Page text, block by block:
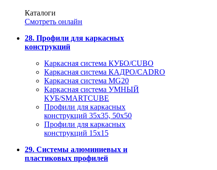
Каталоги
Смотреть онлайн
28. Профили для каркасных
конструкций
Каркасная система КУБО/CUBO
Каркасная система КАДРО/CADRO
Каркасная система MG20
Каркасная система УМНЫЙ
КУБ/SMARTCUBE
Профили для каркасных
конструкций 35x35, 50x50
Профили для каркасных
конструкций 15х15
29. Системы алюминиевых и
пластиковых профилей